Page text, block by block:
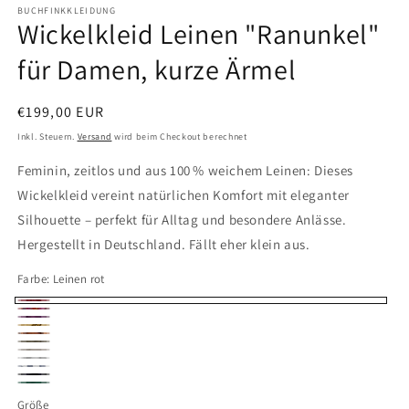
BUCHFINKKLEIDUNG
Wickelkleid Leinen "Ranunkel"
für Damen, kurze Ärmel
Normaler
Preis
€199,00 EUR
Inkl. Steuern. Versand wird beim Checkout berechnet
Feminin, zeitlos und aus 100 % weichem Leinen: Dieses
Wickelkleid vereint natürlichen Komfort mit eleganter
Silhouette – perfekt für Alltag und besondere Anlässe.
Hergestellt in Deutschland. Fällt eher klein aus.
Farbe: Leinen rot
Leinen
rot
Halbleinen
Hibiskus
(69%
Leinen
lila
AUSVERKAUFT
Leinen
gelb
Leinen
cognac
Leinen
braun
meliert
Leinen
natur
Leinen
Leinen
blau-
Leinen
Größe